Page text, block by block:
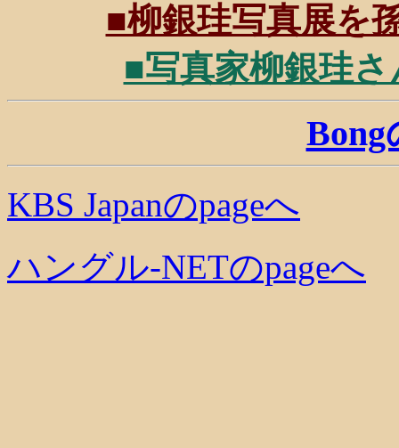
■柳銀珪写真展を
■写真家柳銀珪
Bong
KBS Japanのpageへ
ハングル-NETのpageへ